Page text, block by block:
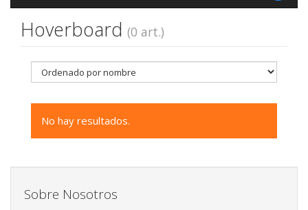
Hoverboard (0 art.)
No hay resultados.
Sobre Nosotros